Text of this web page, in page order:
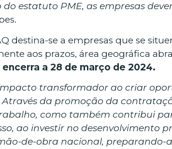
estatuto PME, as empresas
destina-se a empresas que se
aos prazos, área geográfica
a 28 de março de 2024.
transformador ao criar
da promoção da
como também contribui
ao investir no desenvolvimento
de-obra nacional, preparando-